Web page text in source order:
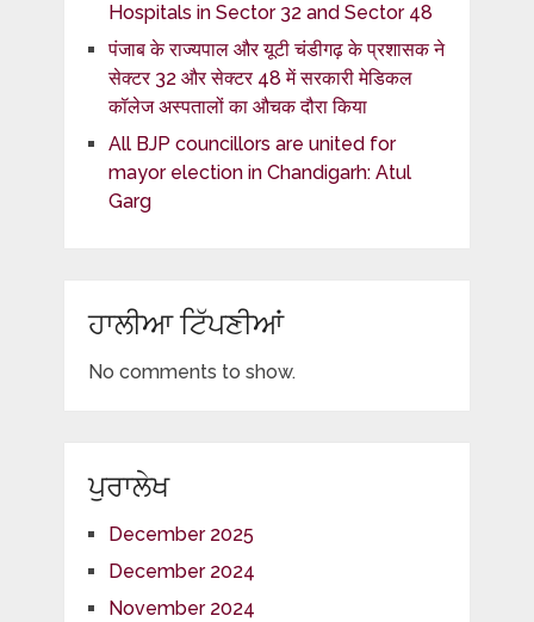
Hospitals in Sector 32 and Sector 48
पंजाब के राज्यपाल और यूटी चंडीगढ़ के प्रशासक ने
सेक्टर 32 और सेक्टर 48 में सरकारी मेडिकल
कॉलेज अस्पतालों का औचक दौरा किया
All BJP councillors are united for
mayor election in Chandigarh: Atul
Garg
ਹਾਲੀਆ ਟਿੱਪਣੀਆਂ
No comments to show.
ਪੁਰਾਲੇਖ
December 2025
December 2024
November 2024